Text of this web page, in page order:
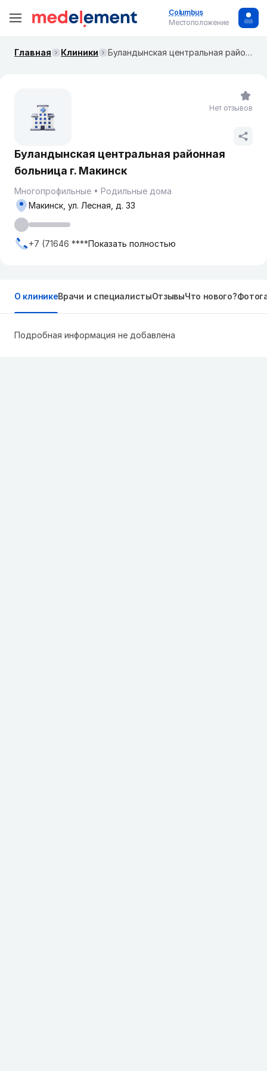
Columbus
Местоположение
Главная Клиники Буландынская центральная районная больница г. Макинск
Буландынская центральная районная
больница г. Макинск
Многопрофильные
Родильные дома
Макинск, ул. Лесная, д. 33
+7 (71646 ****Показать полностью
Нет отзывов
О клиникеВрачи и специалистыОтзывыЧто нового?
Подробная информация не добавлена